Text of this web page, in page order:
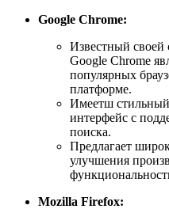
Google Chrome:
Известный своей
Google Chrome
популярных
платформе.
Имеетш
интерфейс с
поиска.
Предлагает
улучшения
Mozilla Firefox: